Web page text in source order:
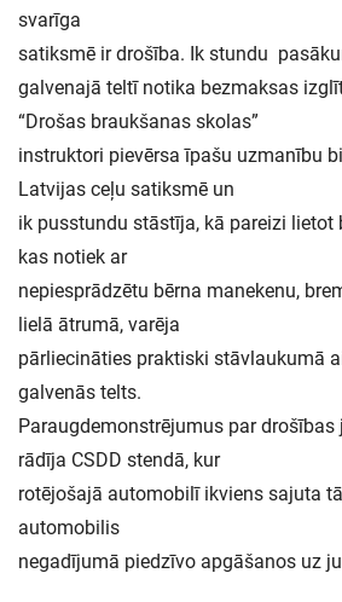
svarīga
satiksmē ir drošība. Ik stundu
galvenajā teltī notika bezmaksas
“Drošas braukšanas skolas”
instruktori pievērsa īpašu uzmanību
Latvijas ceļu satiksmē un
ik pusstundu stāstīja, kā pareizi lietot
kas notiek ar
nepiesprādzētu bērna manekenu,
lielā ātrumā, varēja
pārliecināties praktiski stāvlaukumā
galvenās telts.
Paraugdemonstrējumus par
rādīja CSDD stendā, kur
rotējošajā automobilī ikviens sajuta
automobilis
negadījumā piedzīvo apgāšanos uz